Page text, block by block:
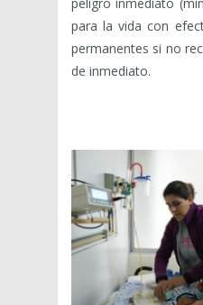
peligro inmediato
para la vida con
permanentes si no
de inmediato.